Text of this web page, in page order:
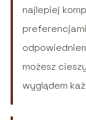
najlepiej
możesz
wyglądem